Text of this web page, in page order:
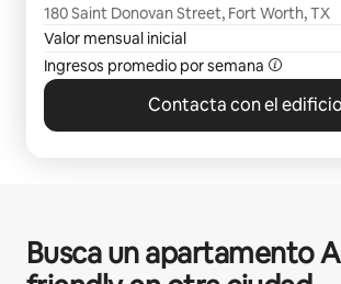
180 Saint Donovan Street, Fort Worth, TX
Valor mensual inicial
Ingresos promedio por semana
Contacta con el edificio
Busca un apartamento